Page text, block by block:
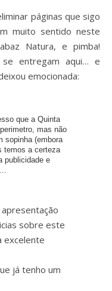
páginas que sigo
muito sentido neste
Natura, e pimba!
se entregam aqui… e
emocionada:
que a Quinta
mas não
sopinha (embora
temos a certeza
publicidade e
sobre este
excelente
já tenho um